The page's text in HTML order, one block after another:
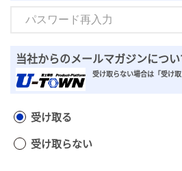
当社からのメールマガジンにつ
受け取らない場合は「受け
受け取る
受け取らない